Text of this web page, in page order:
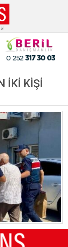
İKİ KİŞİ